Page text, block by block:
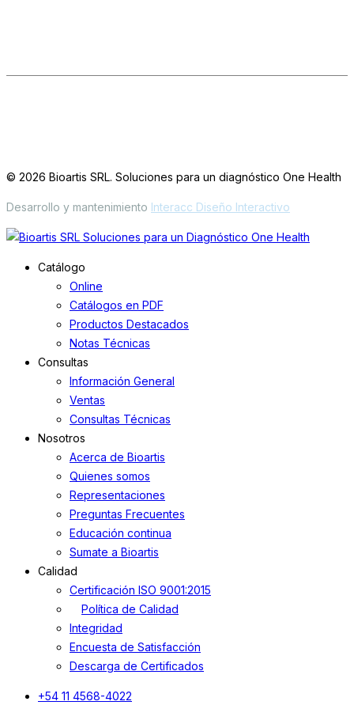
© 2026 Bioartis SRL. Soluciones para un diagnóstico One Health
Desarrollo y mantenimiento Interacc Diseño Interactivo
Catálogo
Online
Catálogos en PDF
Productos Destacados
Notas Técnicas
Consultas
Información General
Ventas
Consultas Técnicas
Nosotros
Acerca de Bioartis
Quienes somos
Representaciones
Preguntas Frecuentes
Educación continua
Sumate a Bioartis
Calidad
Certificación ISO 9001:2015
Política de Calidad
Integridad
Encuesta de Satisfacción
Descarga de Certificados
+54 11 4568-4022